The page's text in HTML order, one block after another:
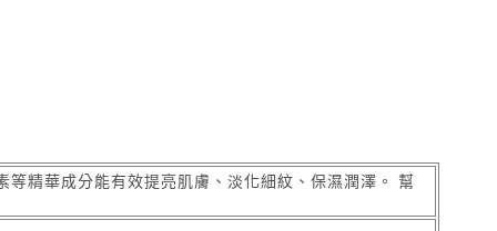
等精華成分能有效提亮肌膚、淡化細紋、保濕潤澤。 幫